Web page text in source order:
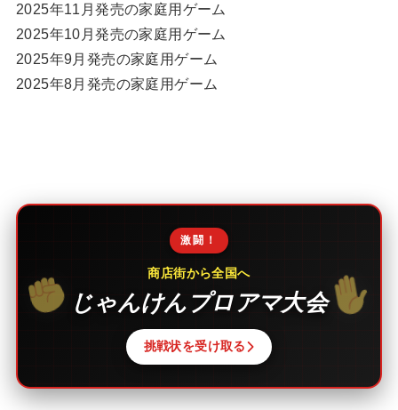
2025年11月発売の家庭用ゲーム
2025年10月発売の家庭用ゲーム
2025年9月発売の家庭用ゲーム
2025年8月発売の家庭用ゲーム
激闘！
商店街から全国へ
じゃんけんプロアマ大会
挑戦状を受け取る